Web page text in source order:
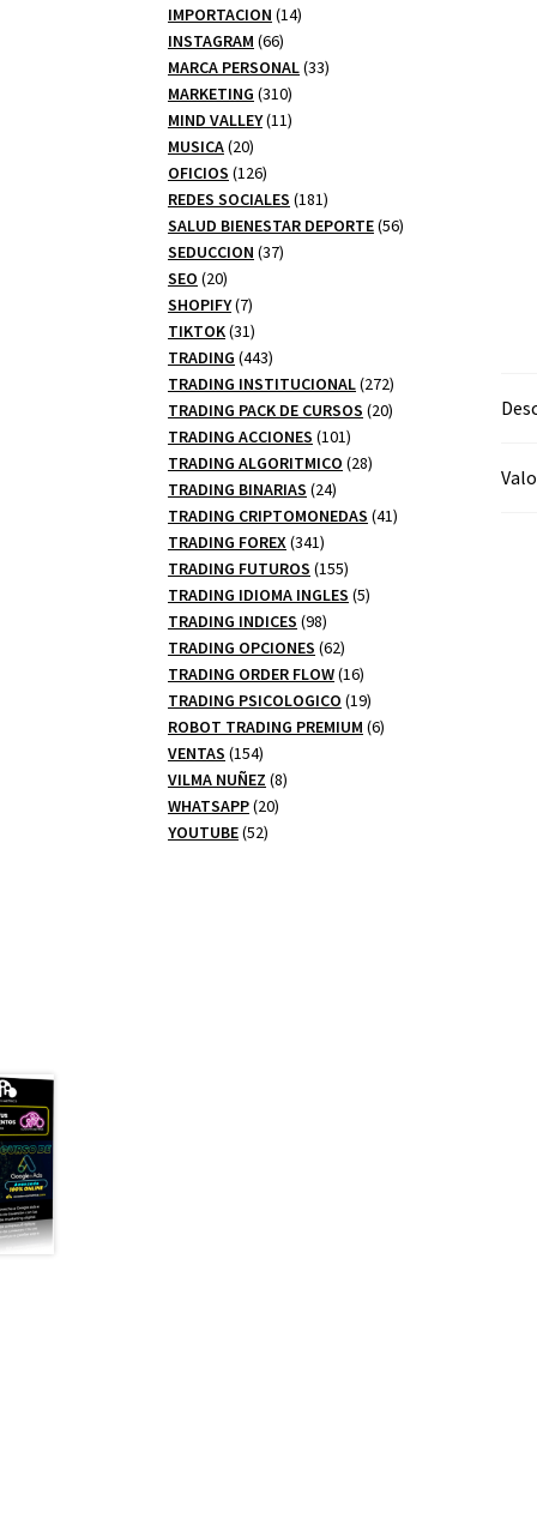
productos
IMPORTACION 1414
INSTAGRAM 6666
productos
MARCA PERSONAL 3333
MARKETING 310310
productos
MIND VALLEY 1111
MUSICA 2020
productos
OFICIOS 126126
productos
REDES SOCIALES 181181
productos
SALUD BIENESTAR DEPORTE 5656
SEDUCCION 3737
SEO 2020
productos
SHOPIFY 77
productos
TIKTOK 3131
productos
TRADING 443443
productos
TRADING INSTITUCIONAL 272272
productos
TRADING PACK DE CURSOS 2020
TRADING ACCIONES 101101
productos
TRADING ALGORITMICO 2828
TRADING BINARIAS 2424
productos
TRADING CRIPTOMONEDAS 4141
TRADING FOREX 341341
productos
TRADING FUTUROS 155155
productos
TRADING IDIOMA INGLES 55
TRADING INDICES 9898
productos
TRADING OPCIONES 6262
productos
TRADING ORDER FLOW 1616
productos
TRADING PSICOLOGICO 1919
productos
ROBOT TRADING PREMIUM 66
VENTAS 154154
productos
VILMA NUÑEZ 88
WHATSAPP 2020
YOUTUBE 5252